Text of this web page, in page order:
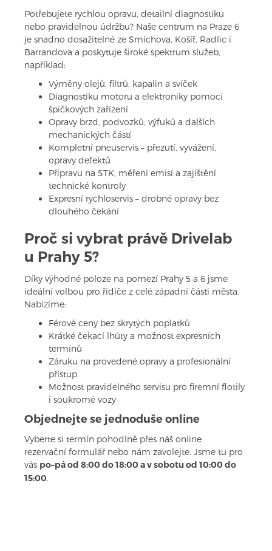
Potřebujete rychlou opravu, detailní diagnostiku
nebo pravidelnou údržbu? Naše centrum na Praze 6
je snadno dosažitelné ze Smíchova, Košíř, Radlic i
Barrandova a poskytuje široké spektrum služeb,
například:
Výměny olejů, filtrů, kapalin a svíček
Diagnostiku motoru a elektroniky pomocí
špičkových zařízení
Opravy brzd, podvozků, výfuků a dalších
mechanických částí
Kompletní pneuservis – přezutí, vyvážení,
opravy defektů
Přípravu na STK, měření emisí a zajištění
technické kontroly
Expresní rychloservis – drobné opravy bez
dlouhého čekání
Proč si vybrat právě Drivelab
u Prahy 5?
Díky výhodné poloze na pomezí Prahy 5 a 6 jsme
ideální volbou pro řidiče z celé západní části města.
Nabízíme:
Férové ceny bez skrytých poplatků
Krátké čekací lhůty a možnost expresních
termínů
Záruku na provedené opravy a profesionální
přístup
Možnost pravidelného servisu pro firemní flotily
i soukromé vozy
Objednejte se jednoduše online
Vyberte si termín pohodlně přes náš online
rezervační formulář nebo nám zavolejte. Jsme tu pro
vás po–pá od 8:00 do 18:00 a v sobotu od 10:00 do
15:00.